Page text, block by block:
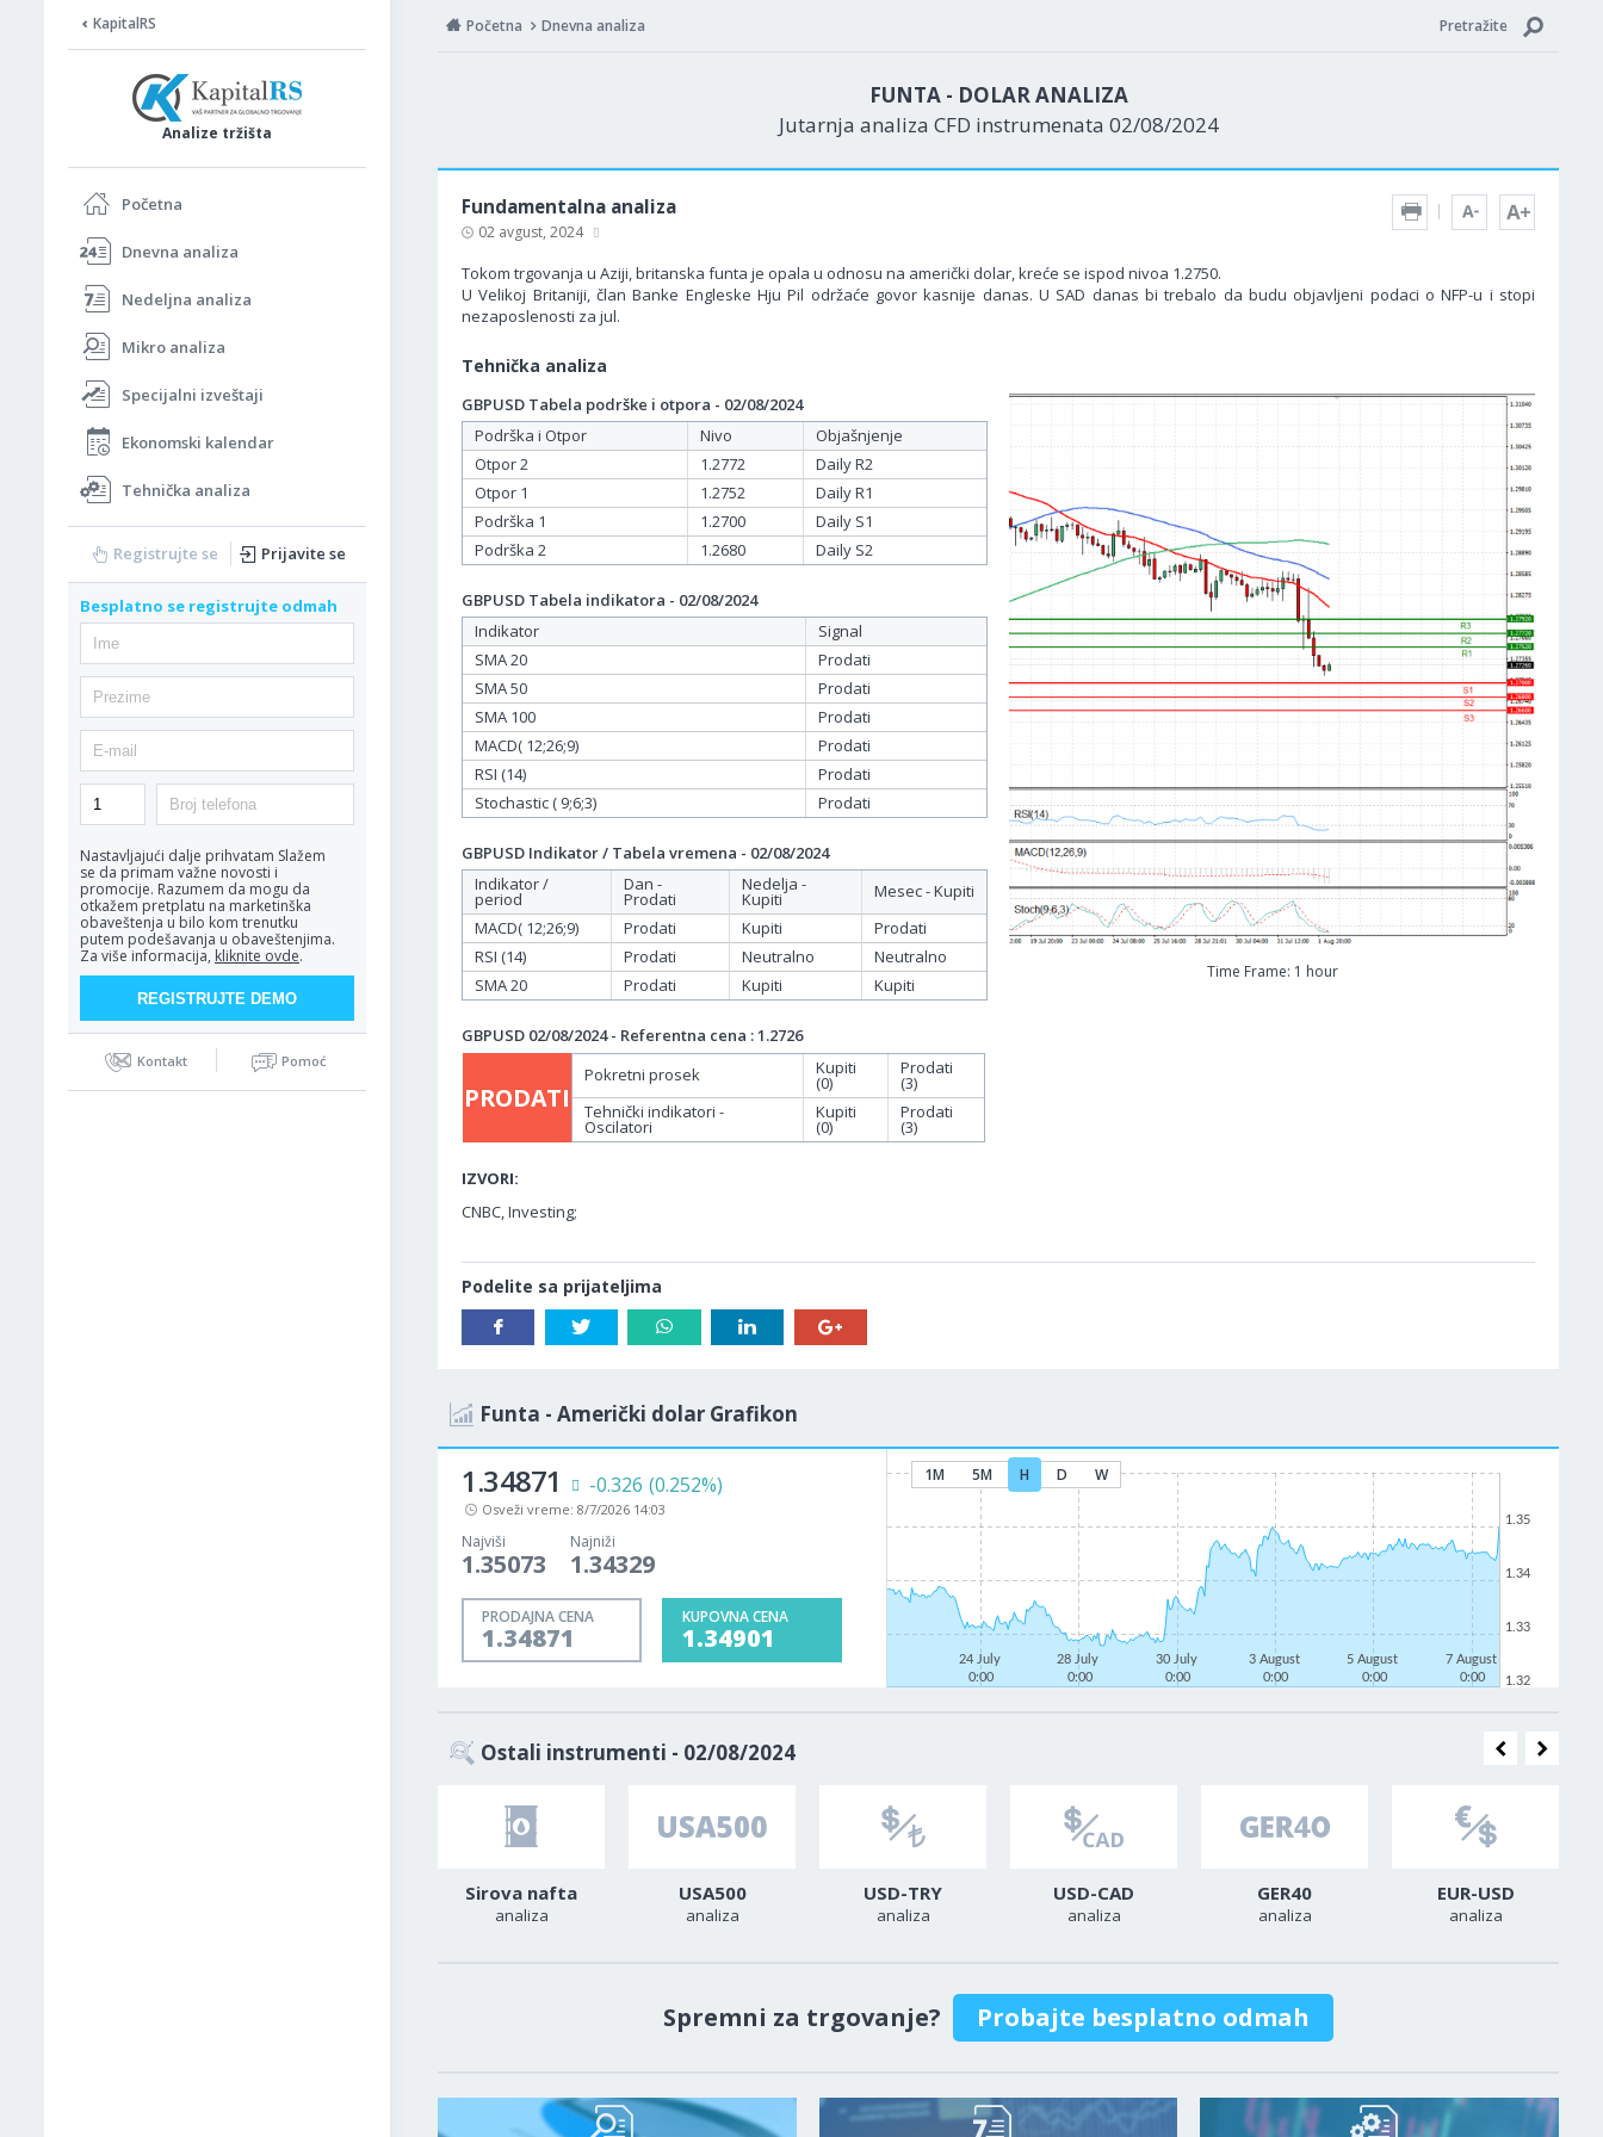
KapitalRS
Analize tržišta
Početna
Dnevna analiza
Nedeljna analiza
Mikro analiza
Specijalni izveštaji
Ekonomski kalendar
Tehnička analiza
Registrujte se Prijavite se
Besplatno se registrujte odmah
Nastavljajući dalje prihvatam Slažem
se da primam važne novosti i
promocije. Razumem da mogu da
otkažem pretplatu na marketinška
obaveštenja u bilo kom trenutku
putem podešavanja u obaveštenjima.
Za više informacija, kliknite ovde.
Kontakt Pomoć
Početna Dnevna analiza Pretražite
FUNTA - DOLAR ANALIZA
Jutarnja analiza CFD instrumenata 02/08/2024
Fundamentalna analiza
02 avgust, 2024
Tokom trgovanja u Aziji, britanska funta je opala u odnosu na američki dolar, kreće se ispod nivoa 1.2750.
U Velikoj Britaniji, član Banke Engleske Hju Pil održaće govor kasnije danas. U SAD danas bi trebalo da budu objavljeni podaci o NFP-u i stopi
nezaposlenosti za jul.
Tehnička analiza
Time Frame: 1 hour
GBPUSD Tabela podrške i otpora - 02/08/2024
Podrška i Otpor
Nivo
Objašnjenje
Otpor 2
1.2772
Daily R2
Otpor 1
1.2752
Daily R1
Podrška 1
1.2700
Daily S1
Podrška 2
1.2680 Daily S2
GBPUSD Tabela indikatora - 02/08/2024
Indikator
Signal
SMA 20
Prodati
SMA 50
Prodati
SMA 100
Prodati
MACD( 12;26;9)
Prodati
RSI (14)
Prodati
Stochastic ( 9;6;3)
Prodati
GBPUSD Indikator / Tabela vremena - 02/08/2024
Indikator /
period
Dan -
Prodati
Nedelja -
Kupiti
Mesec - Kupiti
MACD( 12;26;9)
Prodati Kupiti
Prodati
RSI (14)
Prodati Neutralno
Neutralno
SMA 20
Prodati Kupiti Kupiti
GBPUSD 02/08/2024 - Referentna cena : 1.2726
PRODATI
Pokretni prosek Kupiti
(0)
Prodati
(3)
Tehnički indikatori -
Oscilatori
Kupiti
(0)
Prodati
(3)
IZVORI:
CNBC, Investing;
Podelite sa prijateljima
Funta - Američki dolar Grafikon
1.34871 -0.326 (0.252%)
Osveži vreme: 8/7/2026 14:03
Najviši
1.35073
Najniži
1.34329
PRODAJNA CENA
1.34871
KUPOVNA CENA
1.34901
1M 5M H D W
24 July
0:00
28 July
0:00
30 July
0:00
3 August
0:00
5 August
0:00
7 August
0:00
1.32
1.33
1.34
1.35
Ostali instrumenti - 02/08/2024
Sirova nafta
analiza
USA500
analiza
USD-TRY
analiza
USD-CAD
analiza
GER40
analiza
EUR-USD
analiza
Spremni za trgovanje? Probajte besplatno odmah